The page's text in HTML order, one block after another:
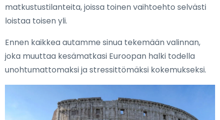
matkustustilanteita, joissa toinen vaihtoehto selvästi
loistaa toisen yli.
Ennen kaikkea autamme sinua tekemään valinnan,
joka muuttaa kesämatkasi Euroopan halki todella
unohtumattomaksi ja stressittömäksi kokemukseksi.